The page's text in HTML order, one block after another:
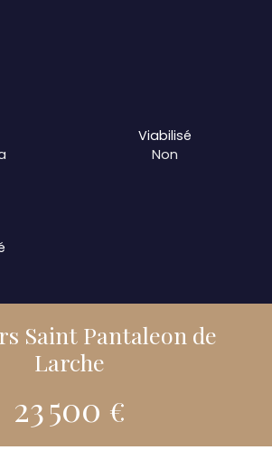
Viabilisé
Non
Saint Pantaleon de
Larche
23 500 €